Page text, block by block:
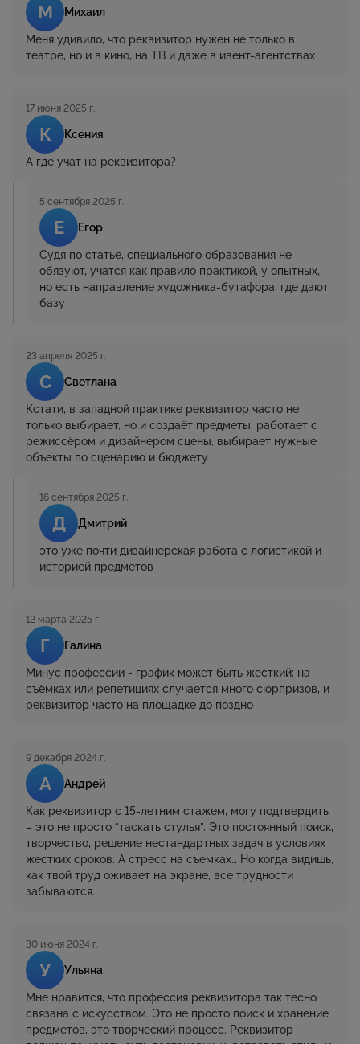
М Михаил
Меня удивило, что реквизитор нужен не только в
театре, но и в кино, на ТВ и даже в ивент-агентствах
К Ксения
17 июня 2025 г.
А где учат на реквизитора?
Е Егор
5 сентября 2025 г.
Судя по статье, специального образования не
обязуют, учатся как правило практикой, у опытных,
но есть направление художника-бутафора, где дают
базу
С Светлана
23 апреля 2025 г.
Кстати, в западной практике реквизитор часто не
только выбирает, но и создаёт предметы, работает с
режиссёром и дизайнером сцены, выбирает нужные
объекты по сценарию и бюджету
Д Дмитрий
16 сентября 2025 г.
это уже почти дизайнерская работа с логистикой и
историей предметов
Г Галина
12 марта 2025 г.
Минус профессии - график может быть жёсткий: на
съёмках или репетициях случается много сюрпризов, и
реквизитор часто на площадке до поздно
А Андрей
9 декабря 2024 г.
Как реквизитор с 15-летним стажем, могу подтвердить
– это не просто “таскать стулья”. Это постоянный поиск,
творчество, решение нестандартных задач в условиях
жестких сроков. А стресс на съемках… Но когда видишь,
как твой труд оживает на экране, все трудности
забываются.
У Ульяна
30 июня 2024 г.
Мне нравится, что профессия реквизитора так тесно
связана с искусством. Это не просто поиск и хранение
предметов, это творческий процесс. Реквизитор